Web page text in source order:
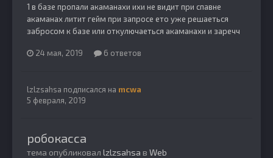
1 в базе пропали акаманахи ихи не видит при спавне
акаманах литит гейм при запросе ето уже решаеться
забросом к базе или откулючаеться акаманахи и заречч
24 мая, 2019 6 ответов
lzlzsahsa подписался на mcwa
5 февраля, 2019
робокасса
тема опубликовал lzlzsahsa в Web